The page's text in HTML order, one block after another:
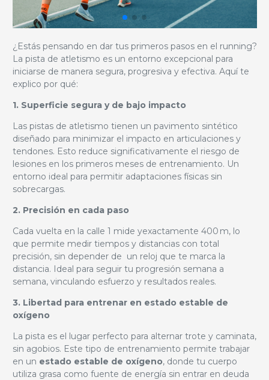
¿Estás pensando en dar tus primeros pasos en el running?
La pista de atletismo es un entorno excepcional para
iniciarse de manera segura, progresiva y efectiva. Aquí te
explico por qué:
1. Superficie segura y de bajo impacto
Las pistas de atletismo tienen un pavimento sintético
diseñado para minimizar el impacto en articulaciones y
tendones. Esto reduce significativamente el riesgo de
lesiones en los primeros meses de entrenamiento. Un
entorno ideal para permitir adaptaciones físicas sin
sobrecargas.
2. Precisión en cada paso
Cada vuelta en la calle 1 mide yexactamente 400 m, lo
que permite medir tiempos y distancias con total
precisión, sin depender de un reloj que te marca la
distancia. Ideal para seguir tu progresión semana a
semana, vinculando esfuerzo y resultados reales.
3. Libertad para entrenar en estado estable de
oxígeno
La pista es el lugar perfecto para alternar trote y caminata,
sin agobios. Este tipo de entrenamiento permite trabajar
en un estado estable de oxígeno, donde tu cuerpo
utiliza grasa como fuente de energía sin entrar en deuda